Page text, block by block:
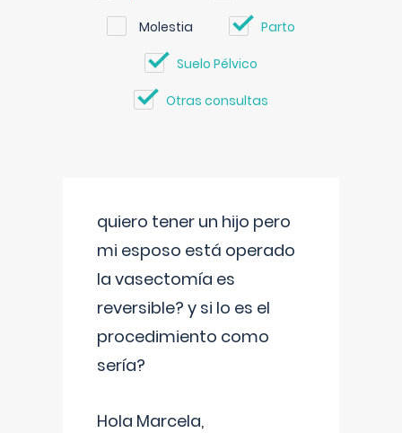
Molestia Parto
Suelo Pélvico
Otras consultas
quiero tener un hijo pero
mi esposo está operado
la vasectomía es
reversible? y si lo es el
procedimiento como
sería?
Hola Marcela,